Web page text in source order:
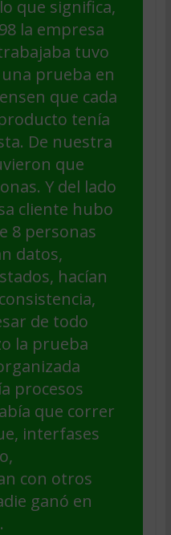
que significa,
la empresa
tuvo
prueba en
que cada
tenía
De nuestra
que
Y del lado
cliente hubo
8 personas
datos,
hacían
de todo
la prueba
procesos
que correr
interfases
con otros
ganó en